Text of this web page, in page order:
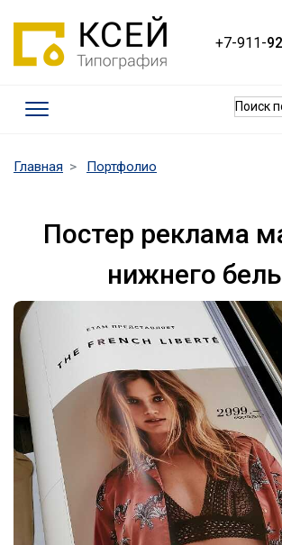
+7-911-
Требования к макетам
Оплата и доставка
Главная Портфолио
Постер реклама
нижнего